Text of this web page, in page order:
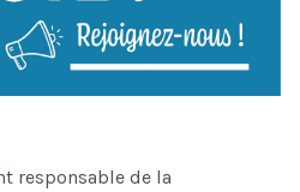
responsable de la